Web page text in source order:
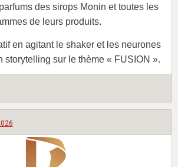
des sirops Monin et toutes les
de leurs produits.
en agitant le shaker et les neurones
storytelling sur le thème « FUSION ».